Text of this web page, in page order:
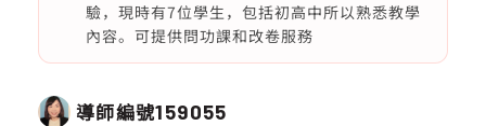
驗，現時有7位學生，包括初高中所以熟悉教學
內容。可提供問功課和改卷服務
導師編號159055